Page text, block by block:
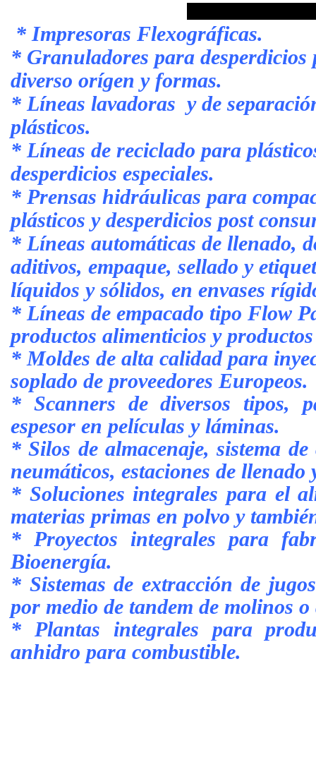
* Impresoras Flexográficas.
* Granuladores para desperdicios
diverso orígen y formas.
* Líneas lavadoras y de
plásticos.
* Líneas de reciclado para
desperdicios especiales.
* Prensas hidráulicas para
plásticos y desperdicios post
* Líneas automáticas de llenado,
aditivos, empaque, sellado y
líquidos y sólidos, en envases
* Líneas de empacado tipo Flow
productos alimenticios y
* Moldes de alta calidad para
soplado de proveedores Europeos.
* Scanners de diversos tipos,
espesor en películas y láminas.
* Silos de almacenaje, sistema
neumáticos, estaciones de llenado
* Soluciones integrales para el
materias primas en polvo y
* Proyectos integrales para
Bioenergía.
* Sistemas de extracción de
por medio de tandem de molinos
* Plantas integrales para
anhidro para combustible.